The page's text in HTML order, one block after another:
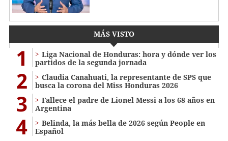
MÁS VISTO
1
Liga Nacional de Honduras: hora y dónde ver los
partidos de la segunda jornada
2
Claudia Canahuati, la representante de SPS que
busca la corona del Miss Honduras 2026
3
Fallece el padre de Lionel Messi a los 68 años en
Argentina
4
Belinda, la más bella de 2026 según People en
Español